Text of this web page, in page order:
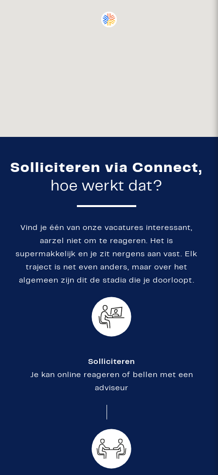
Solliciteren via Connect,
hoe werkt dat?
Vind je één van onze vacatures interessant,
aarzel niet om te reageren. Het is
supermakkelijk en je zit nergens aan vast. Elk
traject is net even anders, maar over het
algemeen zijn dit de stadia die je doorloopt.
Solliciteren
Je kan online reageren of bellen met een
adviseur